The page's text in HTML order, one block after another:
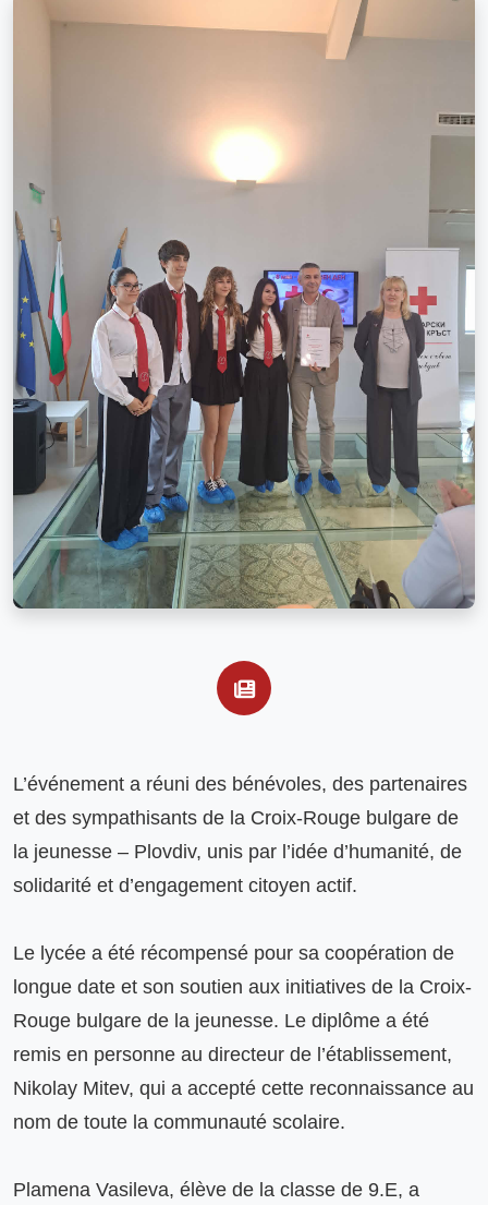
L’événement a réuni des bénévoles, des partenaires
et des sympathisants de la Croix-Rouge bulgare de
la jeunesse – Plovdiv, unis par l’idée d’humanité, de
solidarité et d’engagement citoyen actif.
Le lycée a été récompensé pour sa coopération de
longue date et son soutien aux initiatives de la Croix-
Rouge bulgare de la jeunesse. Le diplôme a été
remis en personne au directeur de l’établissement,
Nikolay Mitev, qui a accepté cette reconnaissance au
nom de toute la communauté scolaire.
Plamena Vasileva, élève de la classe de 9.E, a